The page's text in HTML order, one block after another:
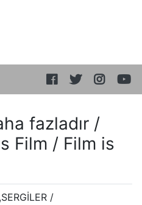
fazladır /
Film / Film is
/